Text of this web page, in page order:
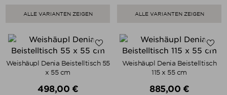
ALLE VARIANTEN ZEIGEN ALLE VARIANTEN ZEIGEN
Weishäupl Denia Beistelltisch 55
x 55 cm
Verkaufspreis
498,00 €
Weishäupl Denia Beistelltisch
115 x 55 cm
Verkaufspreis
885,00 €